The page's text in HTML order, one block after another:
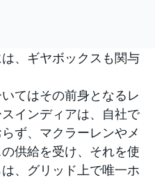
、ギヤボックスも関与
てはその前身となるレ
インディアは、自社で
ず、マクラーレンやメ
供給を受け、それを使
、グリッド上で唯一ホ